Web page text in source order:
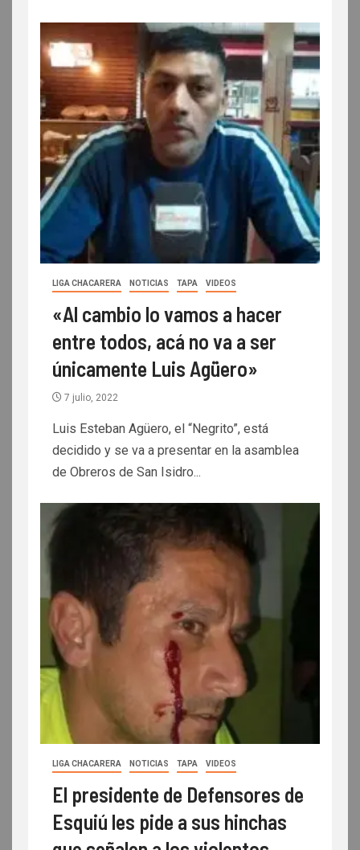
LIGA CHACARERA NOTICIAS TAPA VIDEOS
«Al cambio lo vamos a hacer
entre todos, acá no va a ser
únicamente Luis Agüero»
7 julio, 2022
Luis Esteban Agüero, el “Negrito”, está
decidido y se va a presentar en la asamblea
de Obreros de San Isidro...
LIGA CHACARERA NOTICIAS TAPA VIDEOS
El presidente de Defensores de
Esquiú les pide a sus hinchas